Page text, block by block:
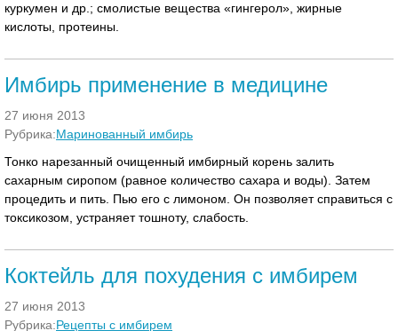
куркумен и др.; смолистые вещества «гингерол», жирные
кислоты, протеины.
Имбирь применение в медицине
27 июня 2013
Рубрика:Маринованный имбирь
Тонко нарезанный очищенный имбирный корень залить
сахарным сиропом (равное количество сахара и воды). Затем
процедить и пить. Пью его с лимоном. Он позволяет справиться с
токсикозом, устраняет тошноту, слабость.
Коктейль для похудения с имбирем
27 июня 2013
Рубрика:Рецепты с имбирем